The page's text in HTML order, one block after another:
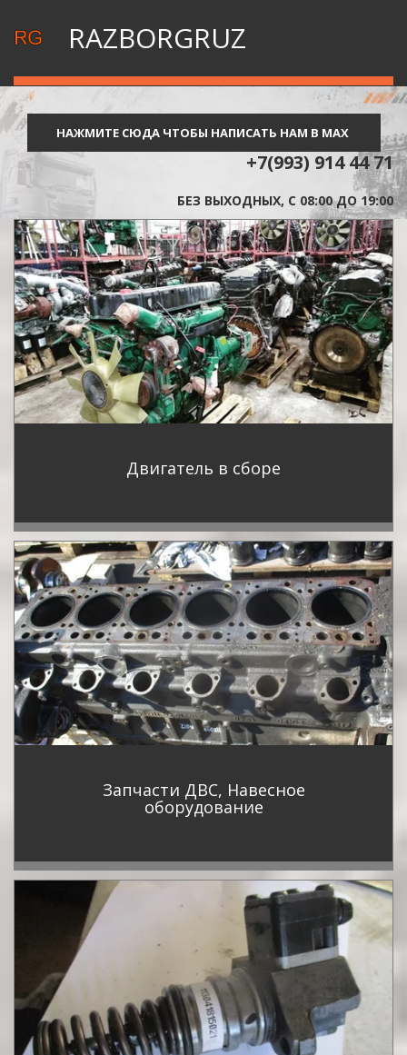
RAZBORGRUZ
НАЖМИТЕ СЮДА ЧТОБЫ НАПИСАТЬ НАМ В MAX
+7(993) 914 44 71
БЕЗ ВЫХОДНЫХ, С 08:00 ДО 19:00
Двигатель в сборе
Запчасти ДВС, Навесное
оборудование